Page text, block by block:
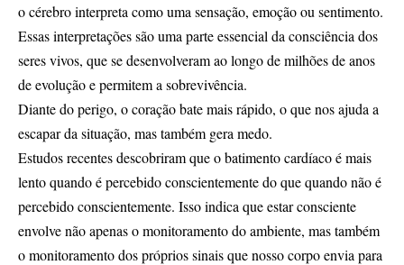
o cérebro interpreta como uma sensação, emoção ou sentimento.
Essas interpretações são uma parte essencial da consciência dos
seres vivos, que se desenvolveram ao longo de milhões de anos
de evolução e permitem a sobrevivência.
Diante do perigo, o coração bate mais rápido, o que nos ajuda a
escapar da situação, mas também gera medo.
Estudos recentes descobriram que o batimento cardíaco é mais
lento quando é percebido conscientemente do que quando não é
percebido conscientemente. Isso indica que estar consciente
envolve não apenas o monitoramento do ambiente, mas também
o monitoramento dos próprios sinais que nosso corpo envia para